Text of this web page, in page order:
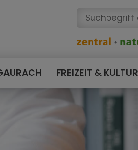
FREIZEIT & KULTUR